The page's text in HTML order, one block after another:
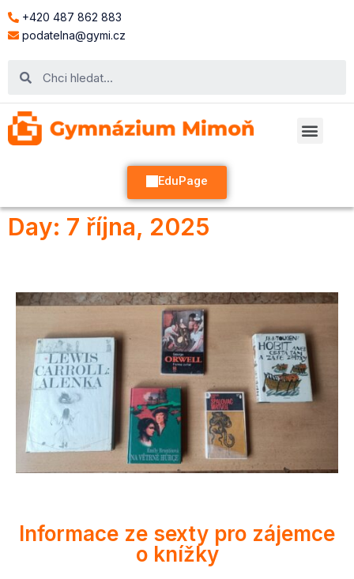
+420 487 862 883
podatelna@gymi.cz
EduPage
Day: 7 října, 2025
Informace ze sexty pro zájemce
o knížky